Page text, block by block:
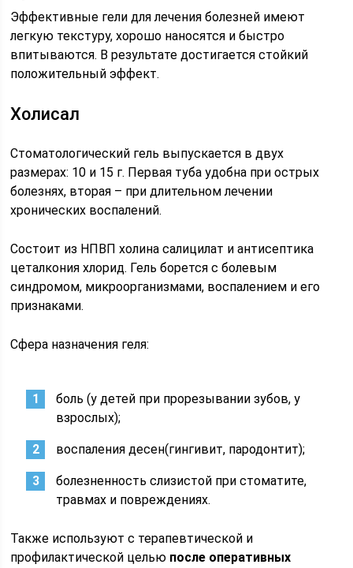
Эффективные гели для лечения болезней имеют
легкую текстуру, хорошо наносятся и быстро
впитываются. В результате достигается стойкий
положительный эффект.
Холисал
Стоматологический гель выпускается в двух
размерах: 10 и 15 г. Первая туба удобна при острых
болезнях, вторая – при длительном лечении
хронических воспалений.
Состоит из НПВП холина салицилат и антисептика
цеталкония хлорид. Гель борется с болевым
синдромом, микроорганизмами, воспалением и его
признаками.
Сфера назначения геля:
боль (у детей при прорезывании зубов, у
взрослых);
воспаления десен(гингивит, пародонтит);
болезненность слизистой при стоматите,
травмах и повреждениях.
Также используют с терапевтической и
профилактической целью после оперативных